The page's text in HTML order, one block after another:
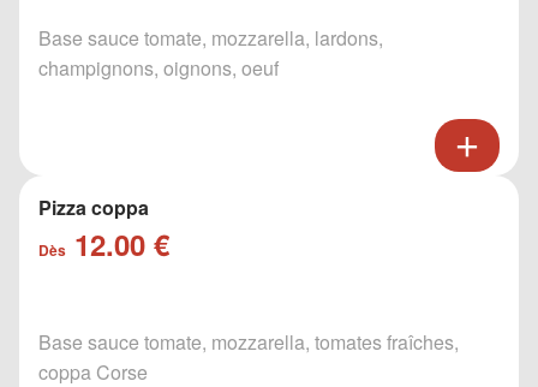
Base sauce tomate, mozzarella, lardons,
champignons, oignons, oeuf
Pizza coppa
Dès 12.00 €
Base sauce tomate, mozzarella, tomates fraîches,
coppa Corse